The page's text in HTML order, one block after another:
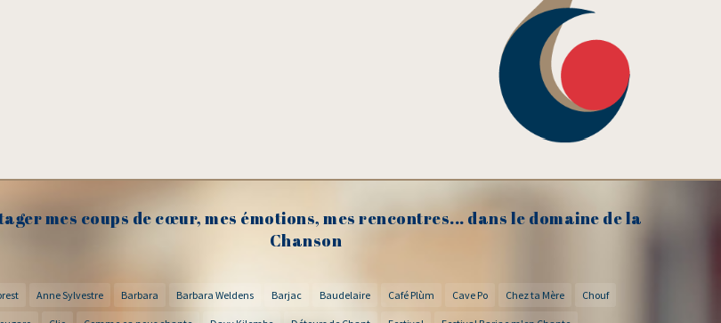
mes coups de cœur, mes émotions, mes rencontres... dans le domaine de la
Chanson
Anne Sylvestre Barbara Barbara Weldens Barjac Baudelaire Café Plùm Cave Po Chez ta Mère Chouf